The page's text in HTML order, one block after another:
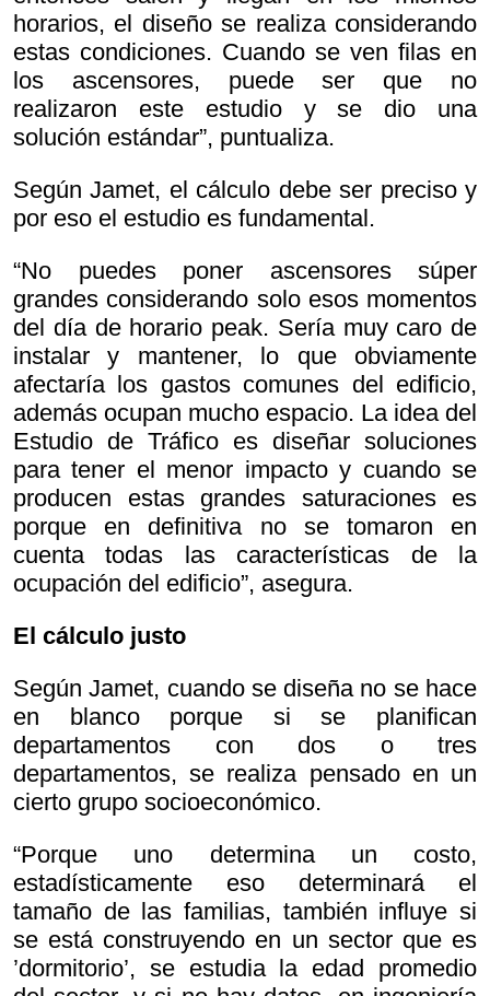
horarios, el diseño se realiza considerando
estas condiciones. Cuando se ven filas en
los ascensores, puede ser que no
realizaron este estudio y se dio una
solución estándar”, puntualiza.
Según Jamet, el cálculo debe ser preciso y
por eso el estudio es fundamental.
“No puedes poner ascensores súper
grandes considerando solo esos momentos
del día de horario peak. Sería muy caro de
instalar y mantener, lo que obviamente
afectaría los gastos comunes del edificio,
además ocupan mucho espacio. La idea del
Estudio de Tráfico es diseñar soluciones
para tener el menor impacto y cuando se
producen estas grandes saturaciones es
porque en definitiva no se tomaron en
cuenta todas las características de la
ocupación del edificio”, asegura.
El cálculo justo
Según Jamet, cuando se diseña no se hace
en blanco porque si se planifican
departamentos con dos o tres
departamentos, se realiza pensado en un
cierto grupo socioeconómico.
“Porque uno determina un costo,
estadísticamente eso determinará el
tamaño de las familias, también influye si
se está construyendo en un sector que es
’dormitorio’, se estudia la edad promedio